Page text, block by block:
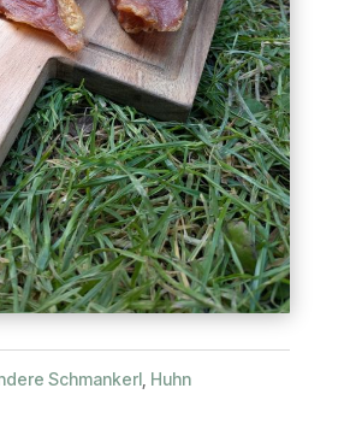
Schmankerl, Huhn